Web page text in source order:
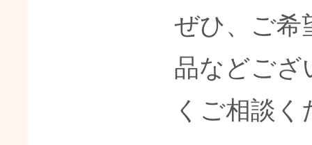
ぜひ、ご希
品などござ
くご相談く